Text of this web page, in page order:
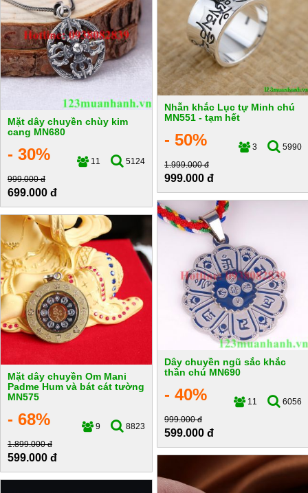
Nhẫn khắc Lục tự Minh chú
MN551 - tạm hết
- 50% 3
5990
1.999.000 đ
999.000 đ
Mặt dây chuyền chùy kim
cang MN680
- 30% 11
5124
999.000 đ
699.000 đ
Dây chuyền ngũ sắc khắc
thần chú MN690
- 40% 11
6056
999.000 đ
599.000 đ
Mặt dây chuyền Om Mani
Padme Hum và bát cát tường
MN575
- 68% 9
8823
1.899.000 đ
599.000 đ